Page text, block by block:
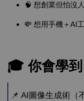
🧠 想創業但怕沒
💸 想用手機＋AI
🎓 你會學到
📌 AI圖像生成術（